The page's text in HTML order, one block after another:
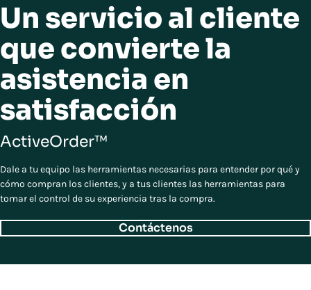
Un servicio al cliente
que convierte la
asistencia en
satisfacción
ActiveOrder™
Dale a tu equipo las herramientas necesarias para entender por qué y
cómo compran los clientes, y a tus clientes las herramientas para
tomar el control de su experiencia tras la compra.
Contáctenos